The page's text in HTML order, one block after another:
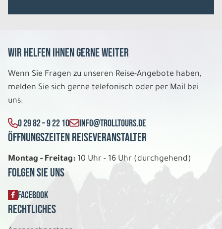
Wir helfen Ihnen gerne weiter
Wenn Sie Fragen zu unseren Reise-Angebote haben,
melden Sie sich gerne telefonisch oder per Mail bei
uns:
0 29 82 – 9 22 10 INFO@TROLLTOURS.DE
Öffnungszeiten Reiseveranstalter
Montag - Freitag: 10 Uhr - 16 Uhr (durchgehend)
Folgen Sie uns
FACEBOOK
Rechtliches